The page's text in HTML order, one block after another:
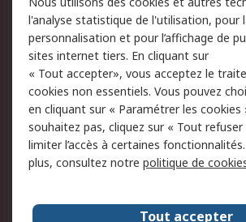
Retours
Track & trace
Legal
Politique de cookies
Politique de protection
des données - Mise à
jour
de
A propos de RS
l'analyse statistique de l'utilisation, pour
personnalisation et pour l’affichage de
sites internet tiers. En cliquant sur
« Tout accepter», vous acceptez le
cookies non essentiels. Vous pouvez
en cliquant sur « Paramétrer les cookies
souhaitez pas, cliquez sur « Tout refuser
limiter l’accès à certaines
plus, consultez notre politique de
Tout accepter